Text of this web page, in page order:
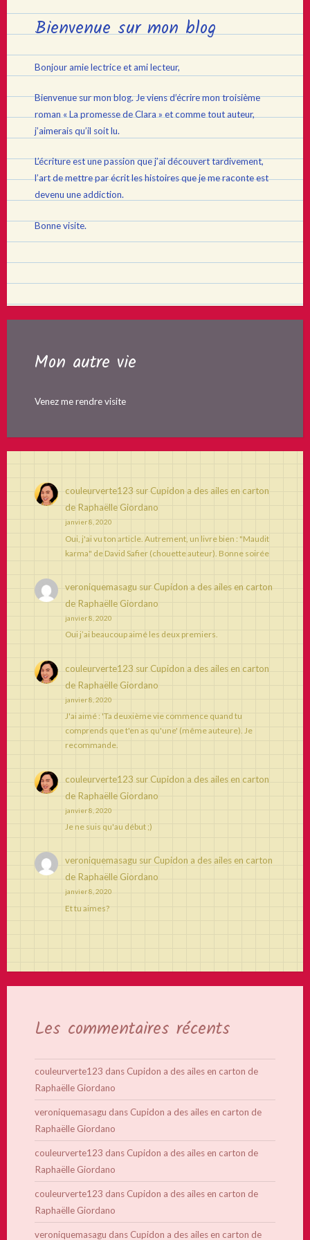
Bienvenue sur mon blog
Bonjour amie lectrice et ami lecteur,
Bienvenue sur mon blog. Je viens d’écrire mon troisième
roman « La promesse de Clara » et comme tout auteur,
j’aimerais qu’il soit lu.
L’écriture est une passion que j’ai découvert tardivement,
l’art de mettre par écrit les histoires que je me raconte est
devenu une addiction.
Bonne visite.
Mon autre vie
Venez me rendre visite
couleurverte123 sur Cupidon a des ailes en carton
de Raphaëlle Giordano
janvier 8, 2020
Oui, j'ai vu ton article. Autrement, un livre bien : "Maudit
karma" de David Safier (chouette auteur). Bonne soirée
veroniquemasagu sur Cupidon a des ailes en carton
de Raphaëlle Giordano
janvier 8, 2020
Oui j’ai beaucoup aimé les deux premiers.
couleurverte123 sur Cupidon a des ailes en carton
de Raphaëlle Giordano
janvier 8, 2020
J'ai aimé : 'Ta deuxième vie commence quand tu
comprends que t'en as qu'une' (même auteure). Je
recommande.
couleurverte123 sur Cupidon a des ailes en carton
de Raphaëlle Giordano
janvier 8, 2020
Je ne suis qu'au début ;)
veroniquemasagu sur Cupidon a des ailes en carton
de Raphaëlle Giordano
janvier 8, 2020
Et tu aimes?
Les commentaires récents
couleurverte123 dans Cupidon a des ailes en carton de
Raphaëlle Giordano
veroniquemasagu dans Cupidon a des ailes en carton de
Raphaëlle Giordano
couleurverte123 dans Cupidon a des ailes en carton de
Raphaëlle Giordano
couleurverte123 dans Cupidon a des ailes en carton de
Raphaëlle Giordano
veroniquemasagu dans Cupidon a des ailes en carton de